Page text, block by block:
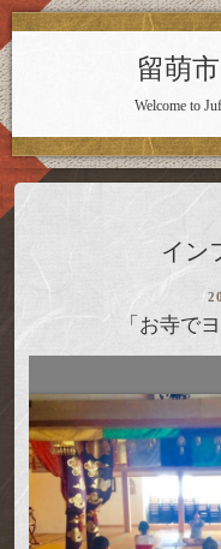
留萌
Welcome to
イン
「お寺で